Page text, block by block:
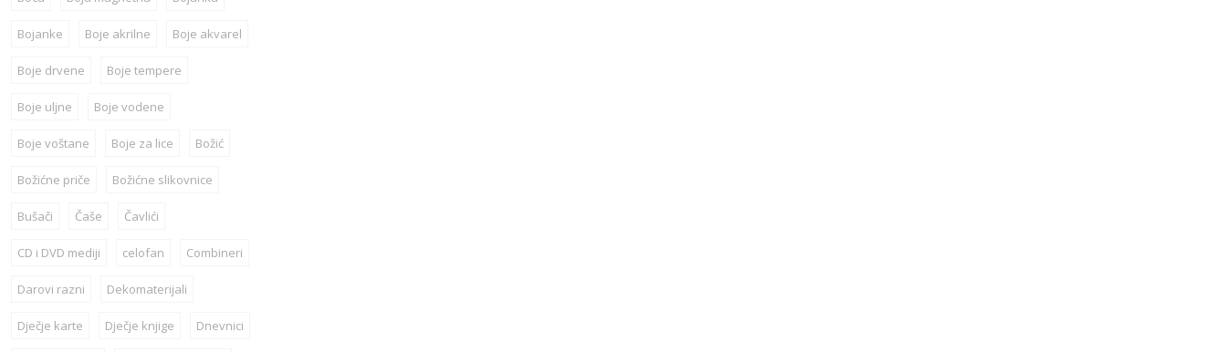
Bojanke Boje akrilne Boje akvarel
Boje drvene Boje tempere
Boje uljne Boje vodene
Boje voštane Boje za lice Božić
Božićne priče Božićne slikovnice
Bušači Čaše Čavlići
CD i DVD mediji celofan Combineri
Darovi razni Dekomaterijali
Dječje karte Dječje knjige Dnevnici